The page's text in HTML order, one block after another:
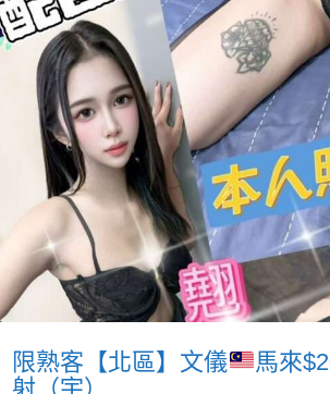
限熟客【北區】文儀
馬來
射（宇）